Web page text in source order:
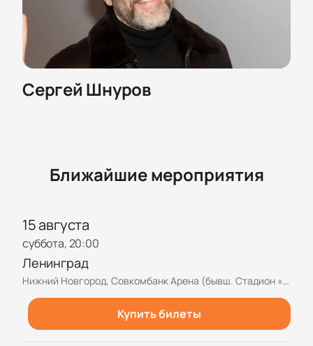
Сергей Шнуров
Ближайшие мероприятия
15 августа
суббота, 20:00
Ленинград
Нижний Новгород, Совкомбанк Арена (бывш. Стадион «Нижний Новгород»)
Купить билеты